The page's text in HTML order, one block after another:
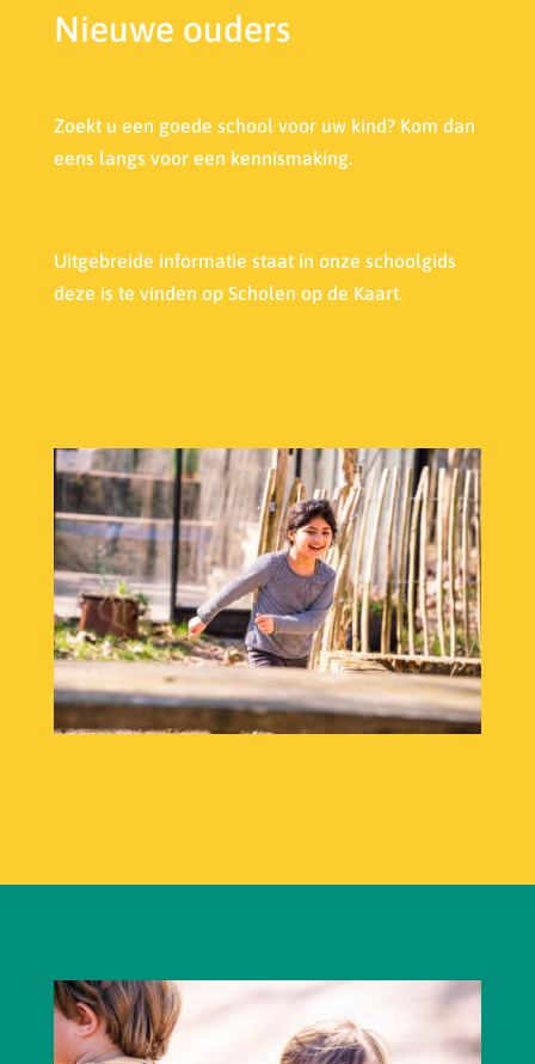
Nieuwe ouders
Zoekt u een goede school voor uw kind? Kom dan
eens langs voor een kennismaking.
Uitgebreide informatie staat in onze schoolgids
deze is te vinden op Scholen op de Kaart.